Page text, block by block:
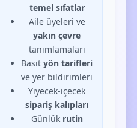
temel sıfatlar
Aile üyeleri ve
yakın çevre
tanımlamaları
Basityön tarifleri
ve yer bildirimleri
Yiyecek-içecek
sipariş kalıpları
Günlük rutin